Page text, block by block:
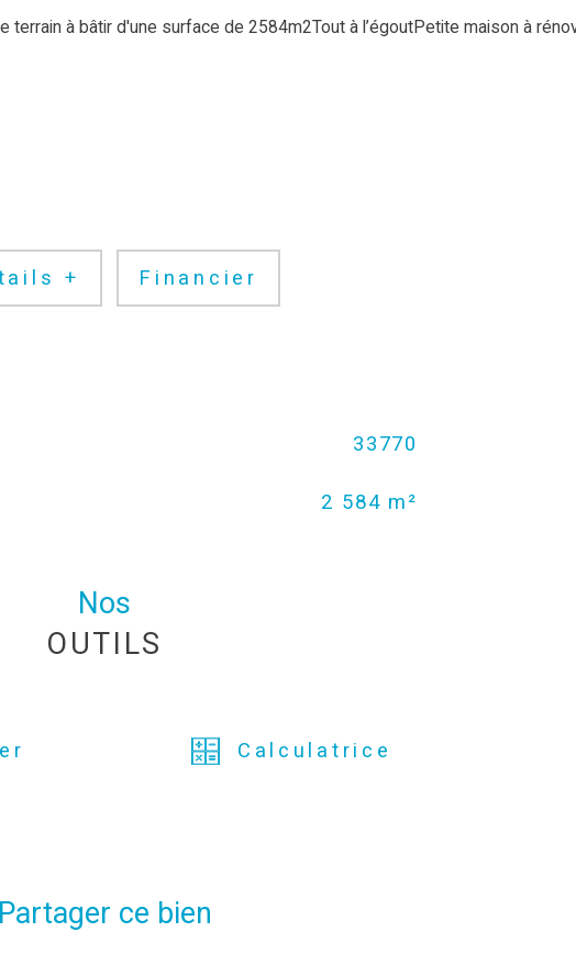
+ Financier
33770
2 584 m²
Nos
OUTILS
Calculatrice
Partager ce bien